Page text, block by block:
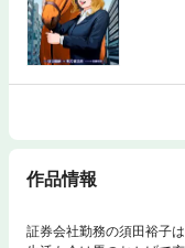
作品情報
証券会社勤務の須田裕子